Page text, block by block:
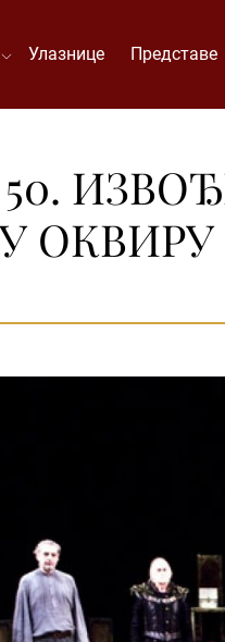
Улазнице Представе